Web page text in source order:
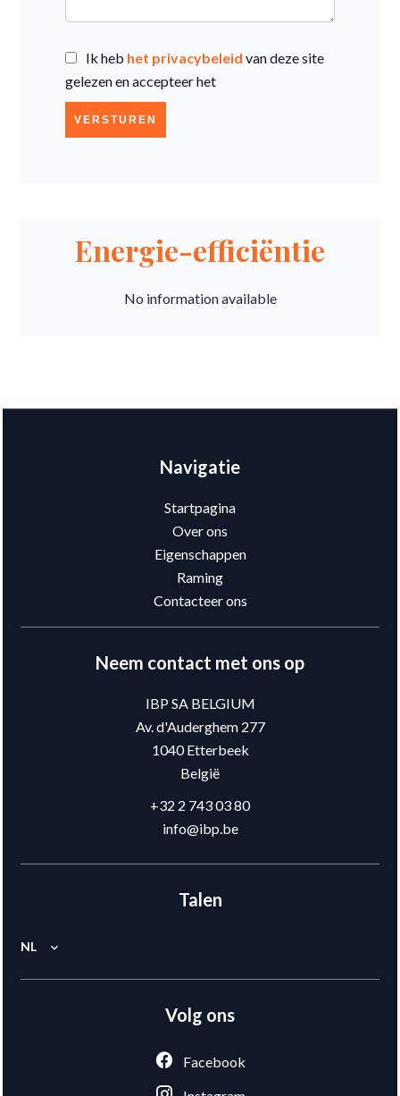
Ik heb het privacybeleid van deze site
gelezen en accepteer het
VERSTUREN
Energie-efficiëntie
No information available
Navigatie
Startpagina
Over ons
Eigenschappen
Raming
Contacteer ons
Neem contact met ons op
IBP SA BELGIUM
Av. d'Auderghem 277
1040Etterbeek
België
+32 2 743 03 80
info@ibp.be
Talen
NL
Volg ons
Facebook